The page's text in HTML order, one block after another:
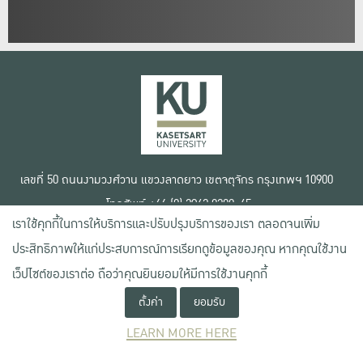
เลขที่ 50 ถนนงามวงศ์วาน แขวงลาดยาว เขตจตุจักร กรุงเทพฯ 10900
โทรศัพท์ +66 (0) 2942 8200-45
สงวนลิขสิทธิ์ © 2020 มหาวิทยาลัยเกษตรศาสตร์
เงื่อนไขการใช้งานเว็บไซต์
ข้อตกลงด้านสิทธิ์ใช้งาน
นโยบายความเป็นส่วนตัว
เราใช้คุกกี้ในการให้บริการและปรับปรุงบริการของเรา ตลอดจนเพิ่ม
ประสิทธิภาพให้แก่ประสบการณ์การเรียกดูข้อมูลของคุณ หากคุณใช้งาน
เว็ปไซต์ของเราต่อ ถือว่าคุณยินยอมให้มีการใช้งานคุกกี้
ตั้งค่า ยอมรับ
LEARN MORE HERE